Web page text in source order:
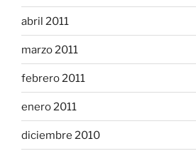
abril 2011
marzo 2011
febrero 2011
enero 2011
diciembre 2010